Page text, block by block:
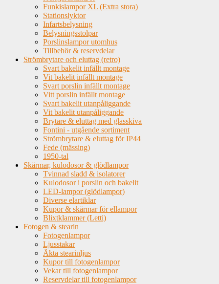
Funkislampor XL (Extra stora)
Stationslyktor
Infartsbelysning
Belysningsstolpar
Porslinslampor utomhus
Tillbehör & reservdelar
Strömbrytare och eluttag (retro)
Svart bakelit infällt montage
Vit bakelit infällt montage
Svart porslin infällt montage
Vitt porslin infällt montage
Svart bakelit utanpåliggande
Vit bakelit utanpåliggande
Brytare & eluttag med glasskiva
Fontini - utgående sortiment
Strömbrytare & eluttag för IP44
Fede (mässing)
1950-tal
Skärmar, kulodosor & glödlampor
Tvinnad sladd & isolatorer
Kulodosor i porslin och bakelit
LED-lampor (glödlampor)
Diverse elartiklar
Kupor & skärmar för ellampor
Blixtklammer (Letti)
Fotogen & stearin
Fotogenlampor
Ljusstakar
Äkta stearinljus
Kupor till fotogenlampor
Vekar till fotogenlampor
Reservdelar till fotogenlampor